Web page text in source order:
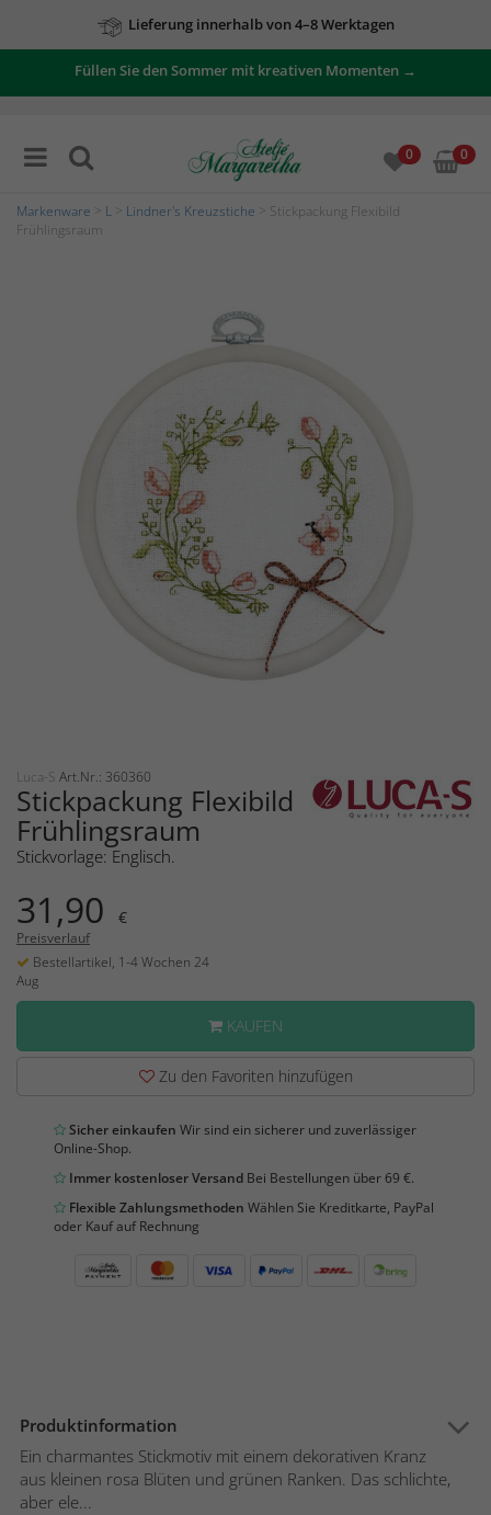
Lieferung innerhalb von 4–8 Werktagen
Füllen Sie den Sommer mit kreativen Momenten →
0 0
Markenware L Lindner's Kreuzstiche > Stickpackung Flexibild
Frühlingsraum
Luca-S Art.Nr.: 360360
Stickpackung Flexibild
Frühlingsraum
Stickvorlage: Englisch.
31,90 €
Preisverlauf
Bestellartikel, 1-4 Wochen 24
Aug
KAUFEN
Zu den Favoriten hinzufügen
Sicher einkaufen Wir sind ein sicherer und zuverlässiger
Online-Shop.
Immer kostenloser Versand Bei Bestellungen über 69 €.
Flexible Zahlungsmethoden Wählen Sie Kreditkarte, PayPal
oder Kauf auf Rechnung
Produktinformation
Ein charmantes Stickmotiv mit einem dekorativen Kranz
aus kleinen rosa Blüten und grünen Ranken. Das schlichte,
aber ele...